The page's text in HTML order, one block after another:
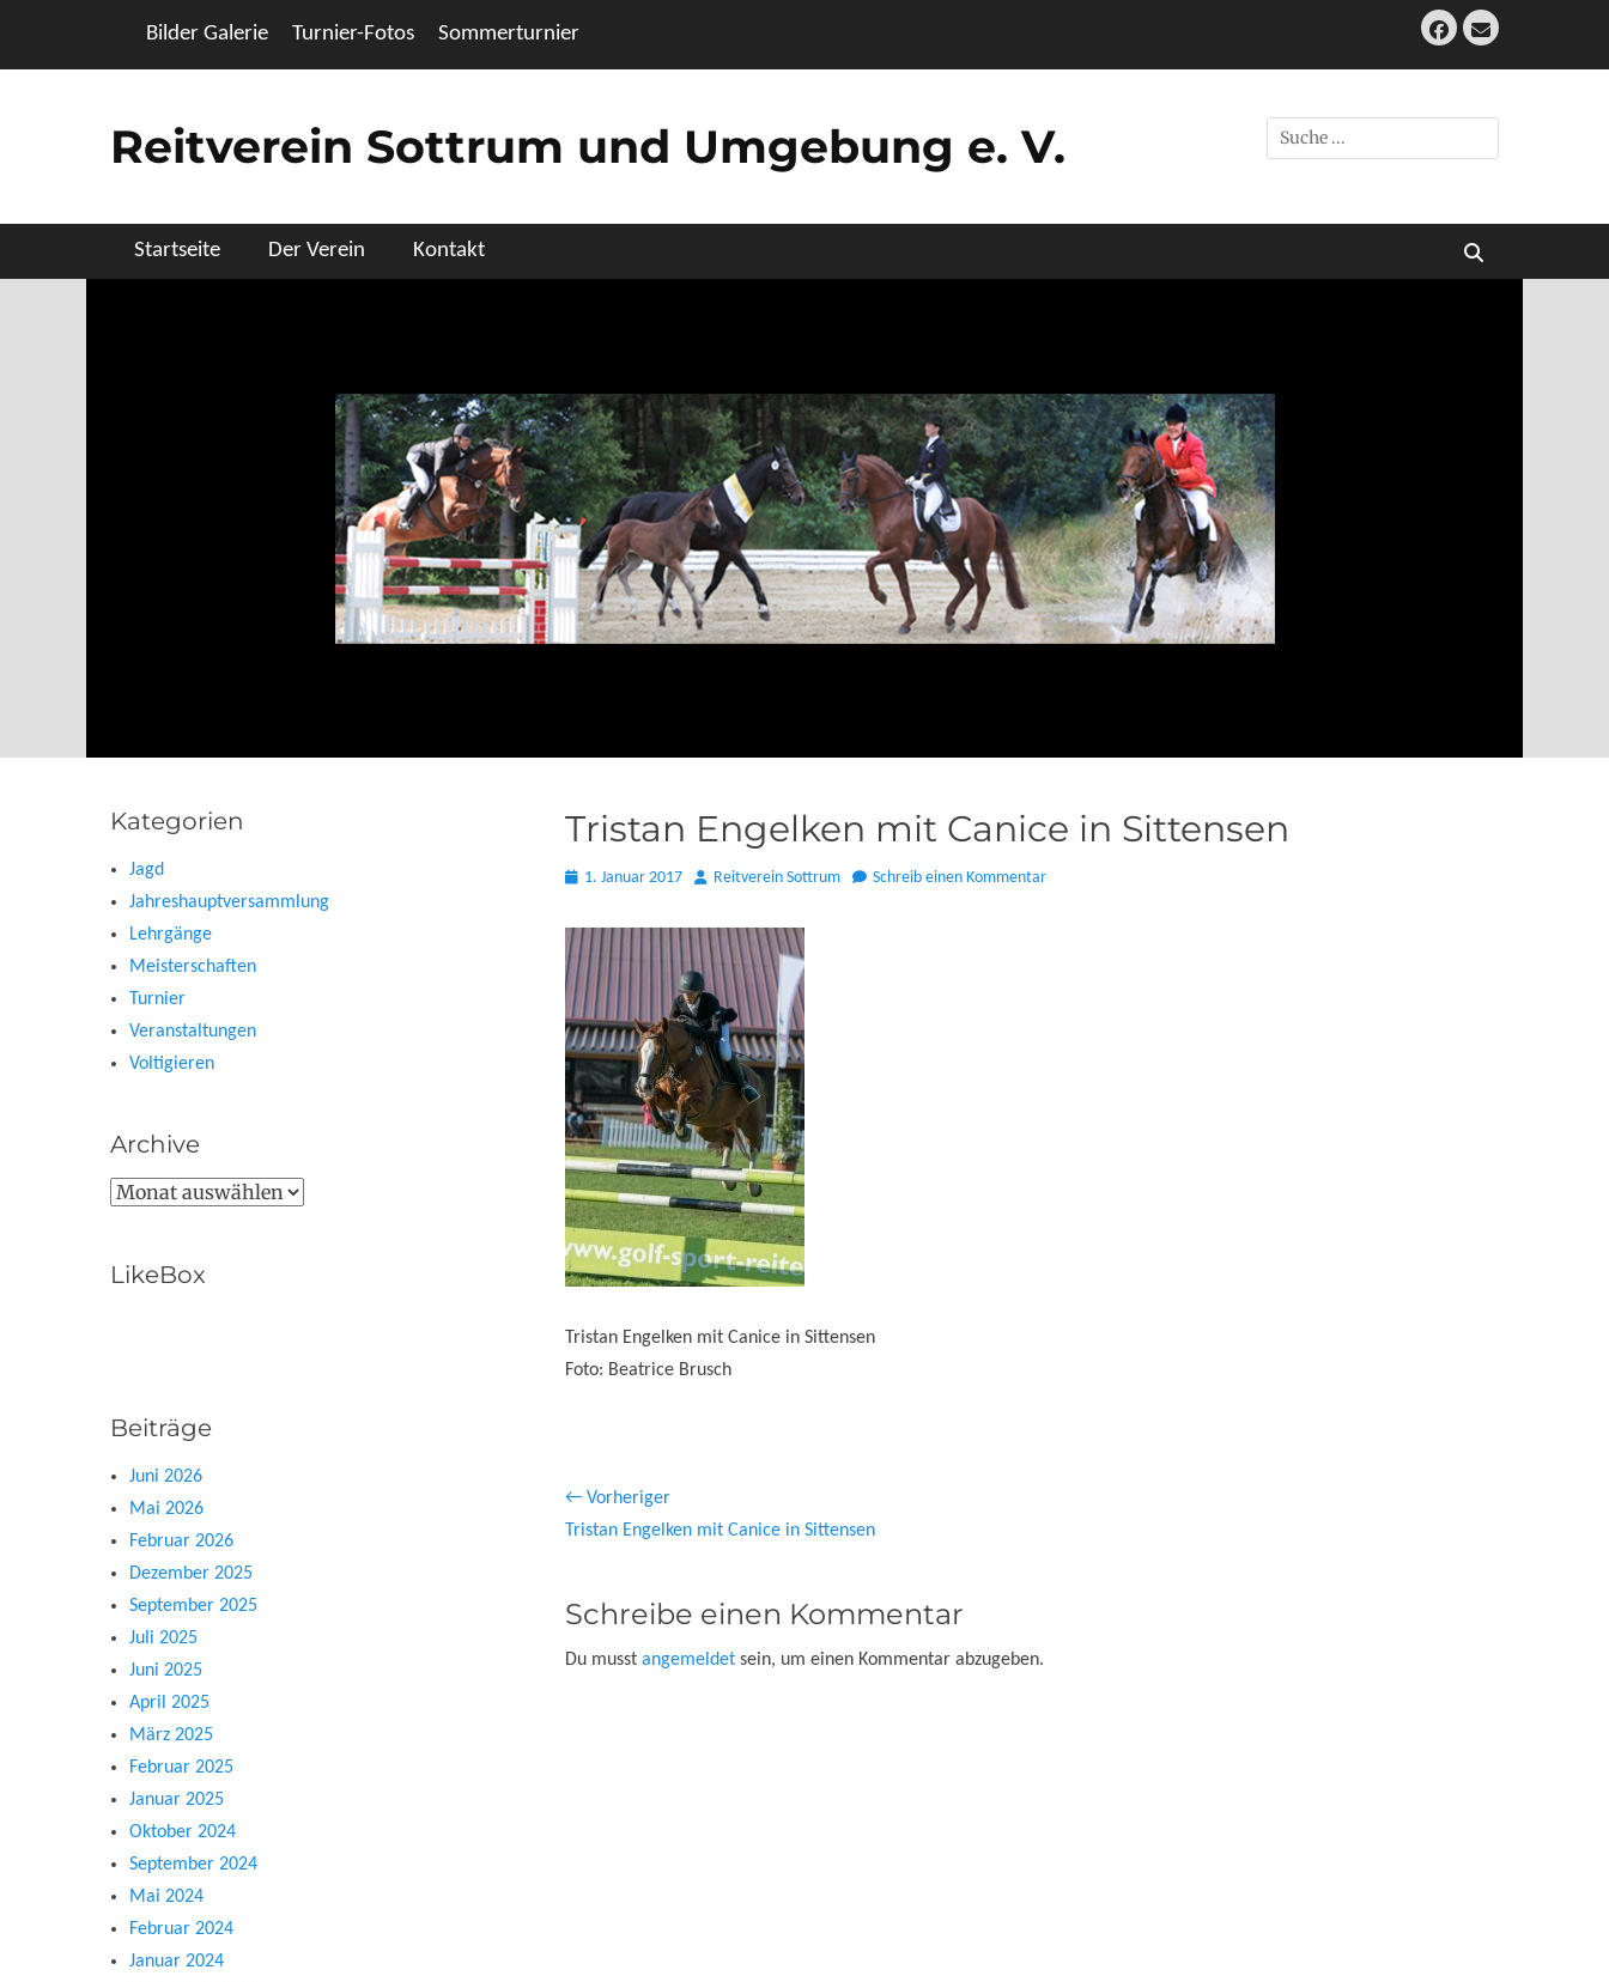
Header Top Menu
Bilder Galerie Turnier-Fotos Sommerturnier Facebook
E-
Mail
Reitverein Sottrum und Umgebung e. V.
Suche
nach:
Primäres Menü
Startseite Der Verein Kontakt
Tristan Engelken mit Canice in Sittensen
Posted1. Januar 2017 AutorReitverein Sottrum Schreib einen Kommentar
Tristan Engelken mit Canice in Sittensen
Foto: Beatrice Brusch
Beitragsnavigation
← Vorheriger
Vorheriger
Tristan Engelken mit Canice in Sittensen
Schreibe einen Kommentar
Du musst angemeldet sein, um einen Kommentar abzugeben.
Kategorien
Jagd
Jahreshauptversammlung
Lehrgänge
Meisterschaften
Turnier
Veranstaltungen
Voltigieren
Archive
Archive
LikeBox
Beiträge
Juni 2026
Mai 2026
Februar 2026
Dezember 2025
September 2025
Juli 2025
Juni 2025
April 2025
März 2025
Februar 2025
Januar 2025
Oktober 2024
September 2024
Mai 2024
Februar 2024
Januar 2024